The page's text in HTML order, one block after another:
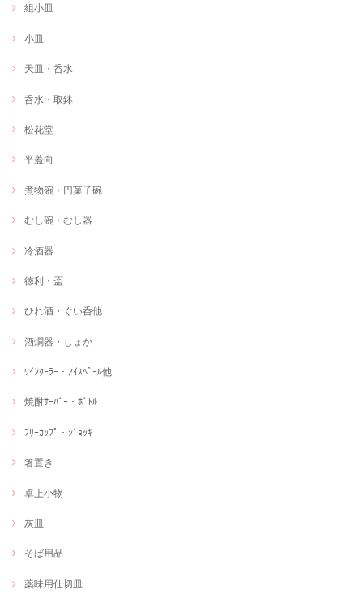
組小皿
小皿
天皿・呑水
呑水・取鉢
松花堂
平蓋向
煮物碗・円菓子碗
むし碗・むし器
冷酒器
徳利・盃
ひれ酒・ぐい呑他
酒燗器・じょか
ﾜｲﾝｸｰﾗｰ・ｱｲｽﾍﾟｰﾙ他
焼酎ｻｰﾊﾞｰ・ﾎﾞﾄﾙ
ﾌﾘｰｶｯﾌﾟ・ｼﾞｮｯｷ
箸置き
卓上小物
灰皿
そば用品
薬味用仕切皿